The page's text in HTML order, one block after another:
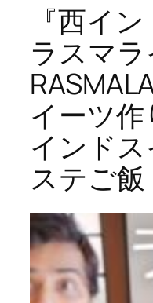
『西イ
ラスマラ
イーツ作
インドス
ステご飯